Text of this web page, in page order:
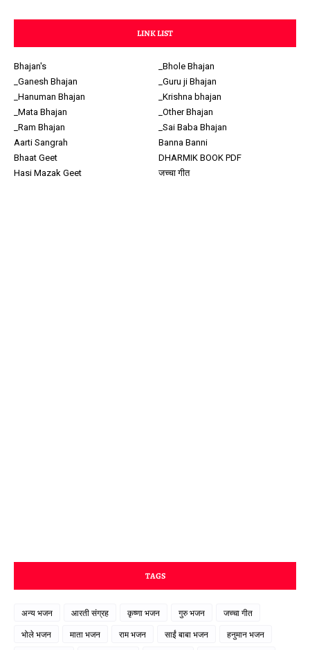
LINK LIST
Bhajan's
_Bhole Bhajan
_Ganesh Bhajan
_Guru ji Bhajan
_Hanuman Bhajan
_Krishna bhajan
_Mata Bhajan
_Other Bhajan
_Ram Bhajan
_Sai Baba Bhajan
Aarti Sangrah
Banna Banni
Bhaat Geet
DHARMIK BOOK PDF
Hasi Mazak Geet
जच्चा गीत
TAGS
अन्य भजन आरती संग्रह कृष्णा भजन गुरु भजन जच्चा गीत
भोले भजन माता भजन राम भजन साईं बाबा भजन हनुमान भजन